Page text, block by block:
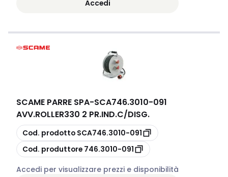
Accedi
SCAME PARRE SPA-SCA746.3010-091
AVV.ROLLER330 2 PR.IND.C/DISG.
copia
Cod. prodotto SCA746.3010-091
copia
Cod. produttore 746.3010-091
Accedi per visualizzare prezzi e disponibilità